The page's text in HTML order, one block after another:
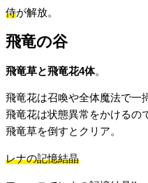
侍が解放。
飛竜の谷
飛竜草と飛竜花4体。
飛竜花は召喚や全体魔法で一
飛竜花は状態異常をかけるの
飛竜草を倒すとクリア。
レナの記憶結晶